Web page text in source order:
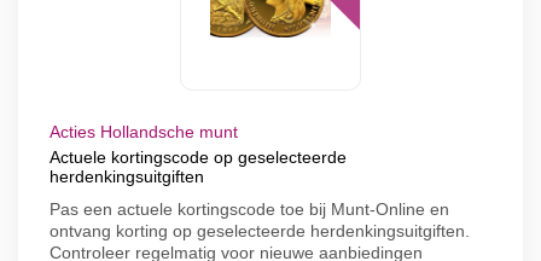
Acties Hollandsche munt
Actuele kortingscode op geselecteerde
herdenkingsuitgiften
Pas een actuele kortingscode toe bij Munt-Online en
ontvang korting op geselecteerde herdenkingsuitgiften.
Controleer regelmatig voor nieuwe aanbiedingen